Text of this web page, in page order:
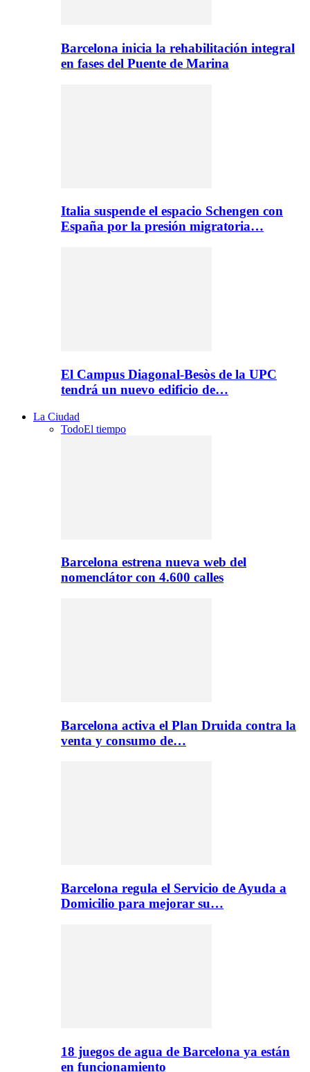
Barcelona inicia la rehabilitación integral
en fases del Puente de Marina
Italia suspende el espacio Schengen con
España por la presión migratoria…
El Campus Diagonal-Besòs de la UPC
tendrá un nuevo edificio de…
La Ciudad
TodoEl tiempo
Barcelona estrena nueva web del
nomenclátor con 4.600 calles
Barcelona activa el Plan Druida contra la
venta y consumo de…
Barcelona regula el Servicio de Ayuda a
Domicilio para mejorar su…
18 juegos de agua de Barcelona ya están
en funcionamiento